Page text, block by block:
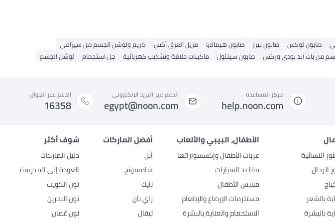
صابون لوكس صابون بيرز صابون هيمالايا مزيل العرق أكس
كريم ولوشن الجسم من سيرافي
من باث آند بودي وركس صابون سينثول ماكينات حلاقة وتشذيب كهربائية جل استحمام
لوشن الجسم
مركز المساعدة
help.noon.com
الدعم عبر البريد الإلكتروني
egypt@noon.com
الدعم عبر الجوال
16358
النسائية
الرجال
بالشعر
بالبشرة
الأطفال، البيبي والألعاب
عربات الأطفال وإكسسواراتها
مقاعد السيارات
ملابس الأطفال
مستلزمات الإرضاع والإطعام
الاستحمام والعناية بالبشرة
أفضل الماركات
أبل
سامسونج
نايك
راي بان
تيفال
شوف أكثر
دليل الماركات
العودة إلى المدرسة
نون الكويت
نون البحرين
نون عُمان